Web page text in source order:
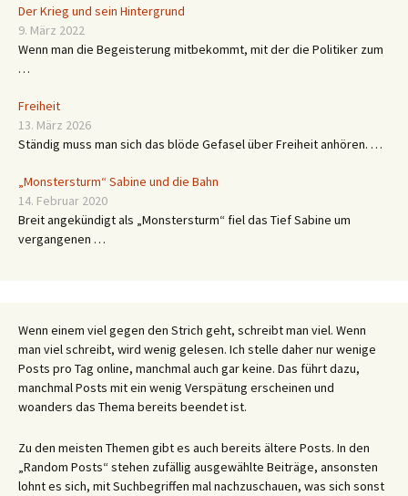
Der Krieg und sein Hintergrund
9. März 2022
Wenn man die Begeisterung mitbekommt, mit der die Politiker zum
…
Freiheit
13. März 2026
Ständig muss man sich das blöde Gefasel über Freiheit anhören. …
„Monstersturm“ Sabine und die Bahn
14. Februar 2020
Breit angekündigt als „Monstersturm“ fiel das Tief Sabine um
vergangenen …
Wenn einem viel gegen den Strich geht, schreibt man viel. Wenn
man viel schreibt, wird wenig gelesen. Ich stelle daher nur wenige
Posts pro Tag online, manchmal auch gar keine. Das führt dazu,
manchmal Posts mit ein wenig Verspätung erscheinen und
woanders das Thema bereits beendet ist.
Zu den meisten Themen gibt es auch bereits ältere Posts. In den
„Random Posts“ stehen zufällig ausgewählte Beiträge, ansonsten
lohnt es sich, mit Suchbegriffen mal nachzuschauen, was sich sonst